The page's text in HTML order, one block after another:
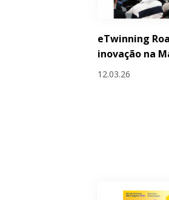
eTwinning
inovação na
12.03.26